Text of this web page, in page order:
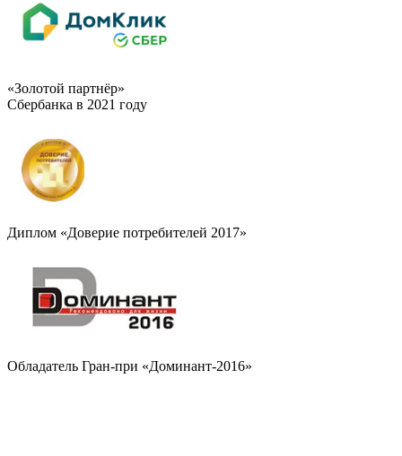
«Золотой партнёр»
Сбербанка в 2021 году
Диплом «Доверие потребителей 2017»
Обладатель Гран-при «Доминант-2016»